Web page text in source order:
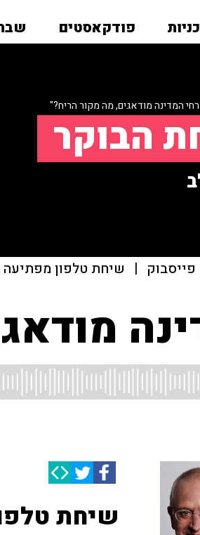
פודקאסטים
המדינה מודאגים, מה מקור הריח?"
הבוקר
פייסבוק | שיחת טלפון מפתיעה
שיחת